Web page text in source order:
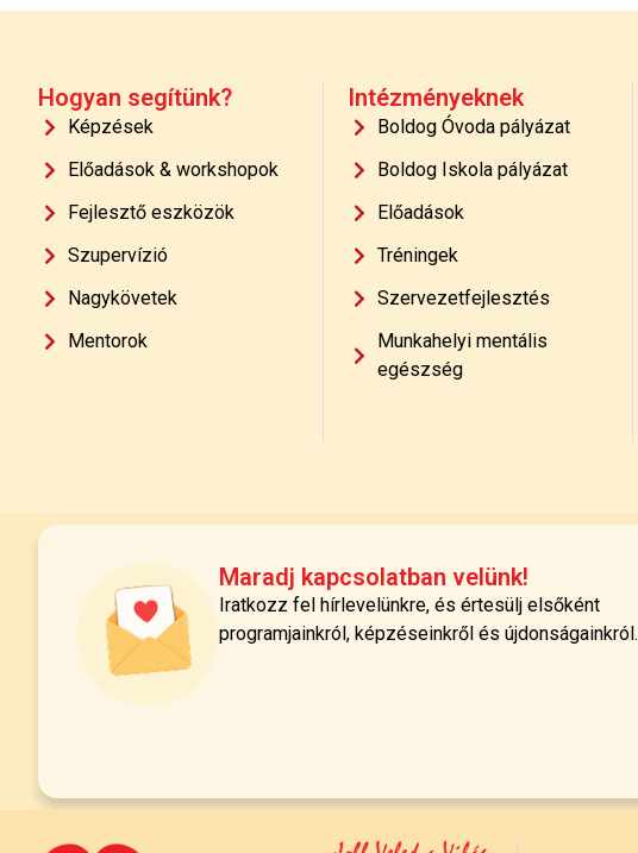
Hogyan segítünk?
Képzések
Előadások & workshopok
Fejlesztő eszközök
Szupervízió
Nagykövetek
Mentorok
Intézményeknek
Boldog Óvoda pályázat
Boldog Iskola pályázat
Előadások
Tréningek
Szervezetfejlesztés
Munkahelyi mentális
egészség
Maradj kapcsolatban velünk!
Iratkozz fel hírlevelünkre, és értesülj elsőként
programjainkról, képzéseinkről és újdonságainkról.